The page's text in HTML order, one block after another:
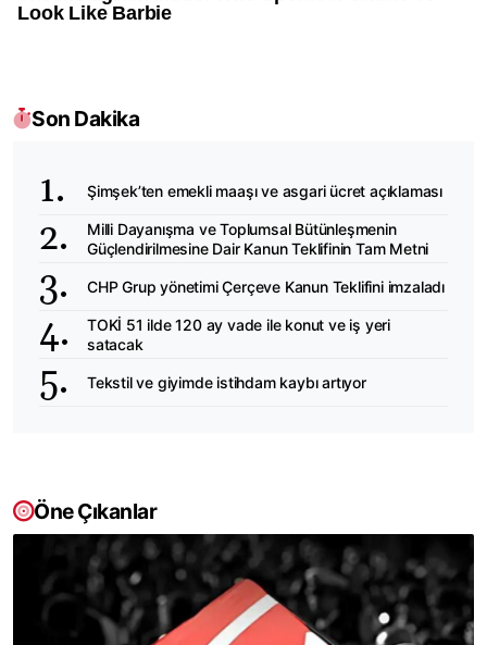
Son Dakika
Şimşek’ten emekli maaşı ve asgari ücret açıklaması
Milli Dayanışma ve Toplumsal Bütünleşmenin
Güçlendirilmesine Dair Kanun Teklifinin Tam Metni
CHP Grup yönetimi Çerçeve Kanun Teklifini imzaladı
TOKİ 51 ilde 120 ay vade ile konut ve iş yeri
satacak
Tekstil ve giyimde istihdam kaybı artıyor
Öne Çıkanlar